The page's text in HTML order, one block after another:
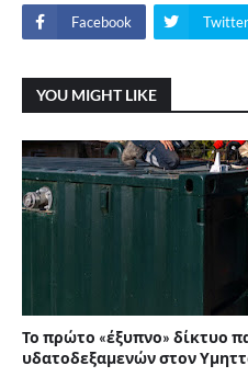
Facebook Twitter
YOU MIGHT LIKE
Το πρώτο «έξυπνο» δίκτυο
υδατοδεξαμενών στον